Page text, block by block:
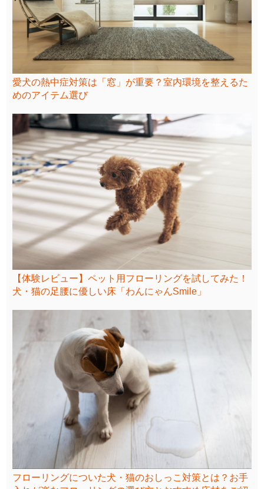
愛犬の熱中症対策は「窓」が重要？室内環境を整えるた
めのアイテム選び
【体験レビュー】ペット用フローリングを試してみた！
犬・猫の足腰に優しい床「わんにゃんSmile」
フローリングについた犬・猫のおしっこ対策とは？お手